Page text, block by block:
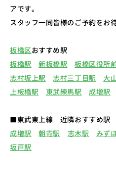
アです。
スタッフ一同皆様のご予約をお
板橋区おすすめ駅
板橋駅
新板橋駅 板橋区役所
志村坂上駅
志村三丁目駅 大
上板橋駅
東武練馬駅 成増駅
■東武東上線 近隣おすすめ駅
成増駅
朝霞駅 志木駅 みず
坂戸駅